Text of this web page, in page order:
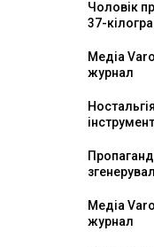
Чоловік
37-
Медіа
журнал
Медіа
журнал